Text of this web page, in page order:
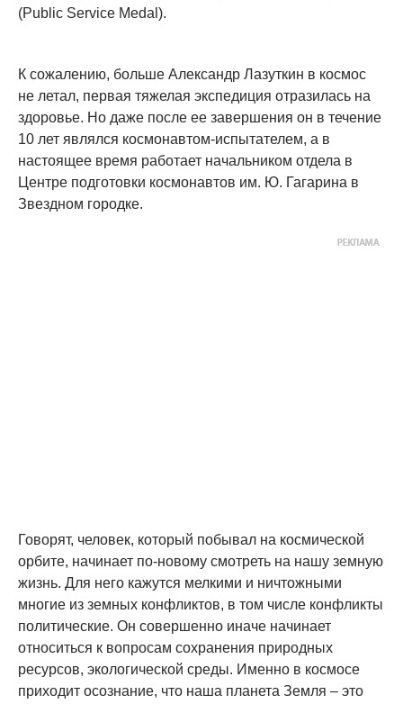
(Public Service Medal).
К сожалению, больше Александр Лазуткин в космос
не летал, первая тяжелая экспедиция отразилась на
здоровье. Но даже после ее завершения он в течение
10 лет являлся космонавтом-испытателем, а в
настоящее время работает начальником отдела в
Центре подготовки космонавтов им. Ю. Гагарина в
Звездном городке.
Говорят, человек, который побывал на космической
орбите, начинает по-новому смотреть на нашу земную
жизнь. Для него кажутся мелкими и ничтожными
многие из земных конфликтов, в том числе конфликты
политические. Он совершенно иначе начинает
относиться к вопросам сохранения природных
ресурсов, экологической среды. Именно в космосе
приходит осознание, что наша планета Земля – это